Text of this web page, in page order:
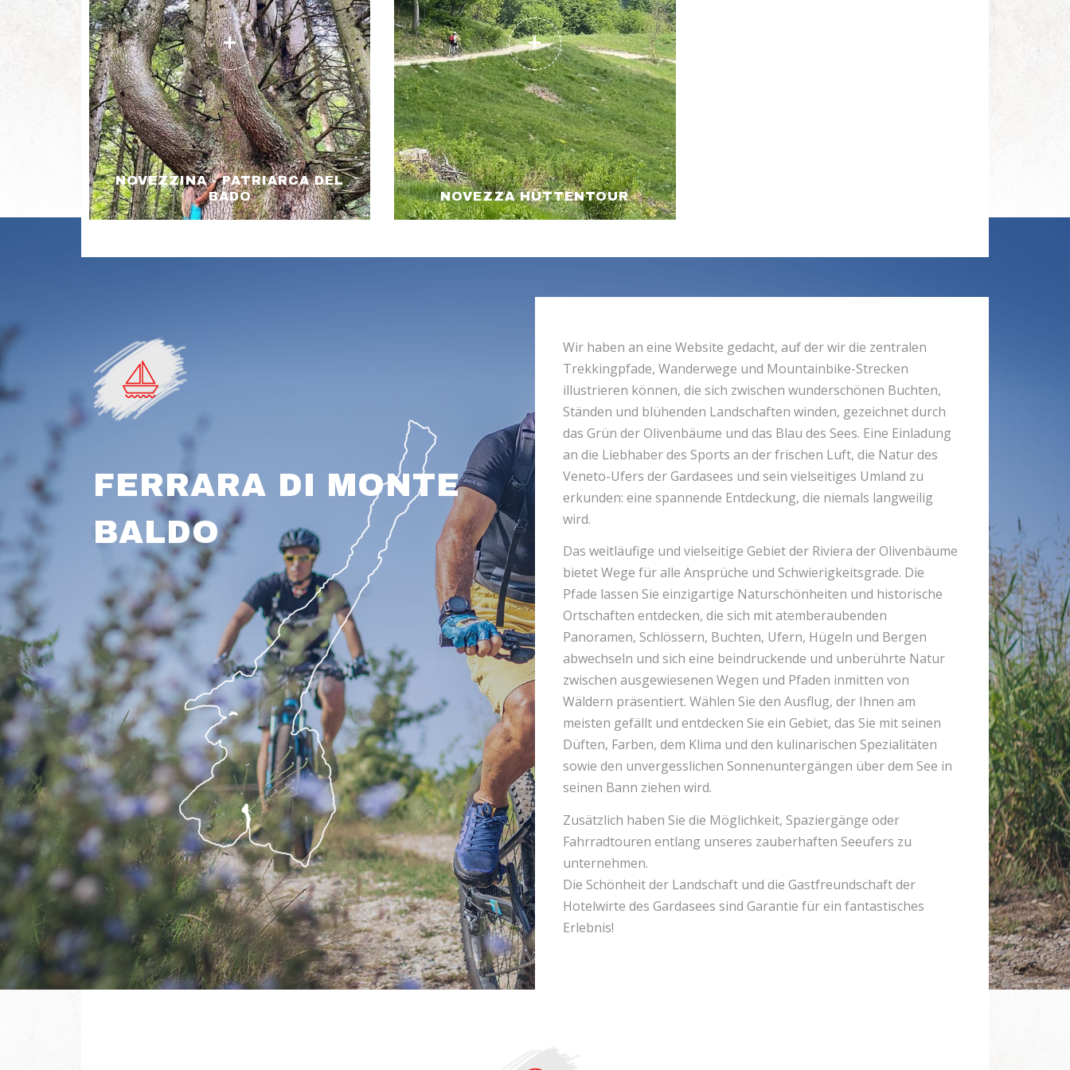
NOVEZZINA - PATRIARCA DEL
BADO
NOVEZZA HÜTTENTOUR
FERRARA DI MONTE
BALDO
Wir haben an eine Website gedacht, auf der wir die zentralen
Trekkingpfade, Wanderwege und Mountainbike-Strecken
illustrieren können, die sich zwischen wunderschönen Buchten,
Ständen und blühenden Landschaften winden, gezeichnet durch
das Grün der Olivenbäume und das Blau des Sees. Eine Einladung
an die Liebhaber des Sports an der frischen Luft, die Natur des
Veneto-Ufers der Gardasees und sein vielseitiges Umland zu
erkunden: eine spannende Entdeckung, die niemals langweilig
wird.
Das weitläufige und vielseitige Gebiet der Riviera der Olivenbäume
bietet Wege für alle Ansprüche und Schwierigkeitsgrade. Die
Pfade lassen Sie einzigartige Naturschönheiten und historische
Ortschaften entdecken, die sich mit atemberaubenden
Panoramen, Schlössern, Buchten, Ufern, Hügeln und Bergen
abwechseln und sich eine beindruckende und unberührte Natur
zwischen ausgewiesenen Wegen und Pfaden inmitten von
Wäldern präsentiert. Wählen Sie den Ausflug, der Ihnen am
meisten gefällt und entdecken Sie ein Gebiet, das Sie mit seinen
Düften, Farben, dem Klima und den kulinarischen Spezialitäten
sowie den unvergesslichen Sonnenuntergängen über dem See in
seinen Bann ziehen wird.
Zusätzlich haben Sie die Möglichkeit, Spaziergänge oder
Fahrradtouren entlang unseres zauberhaften Seeufers zu
unternehmen.
Die Schönheit der Landschaft und die Gastfreundschaft der
Hotelwirte des Gardasees sind Garantie für ein fantastisches
Erlebnis!